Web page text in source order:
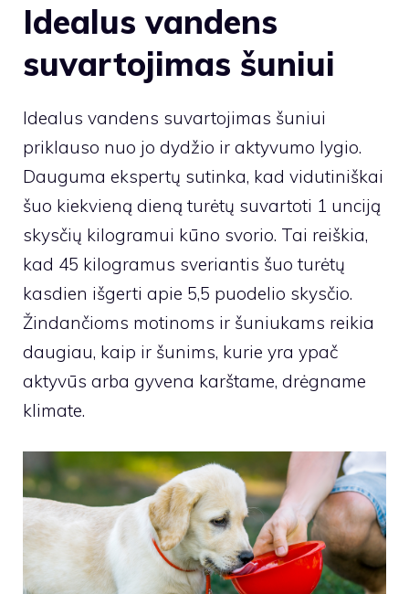
Idealus vandens
suvartojimas šuniui
Idealus vandens suvartojimas šuniui
priklauso nuo jo dydžio ir aktyvumo lygio.
Dauguma ekspertų sutinka, kad vidutiniškai
šuo kiekvieną dieną turėtų suvartoti 1 unciją
skysčių kilogramui kūno svorio. Tai reiškia,
kad 45 kilogramus sveriantis šuo turėtų
kasdien išgerti apie 5,5 puodelio skysčio.
Žindančioms motinoms ir šuniukams reikia
daugiau, kaip ir šunims, kurie yra ypač
aktyvūs arba gyvena karštame, drėgname
klimate.